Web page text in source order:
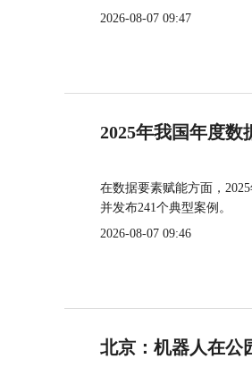
2026-08-07 09:47
2025年我国年度数
在数据要素赋能方面，
并发布241个典型案例。
2026-08-07 09:46
北京：机器人在公